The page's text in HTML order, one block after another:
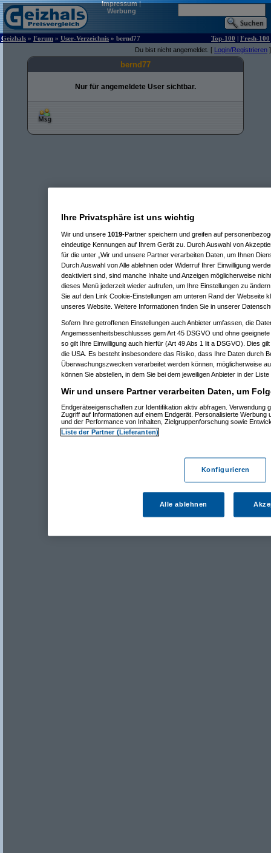
Impressum|
Werbung
Geizhals » Forum » User-Verzeichnis » bernd77 Top-100 | Fresh-100
Du bist nicht angemeldet. [ Login/Registrieren ]
bernd77
Nur für angemeldete User sichtbar.
Ihre Privatsphäre ist uns wichtig
Wir und unsere 1019-Partner speichern und greifen auf
eindeutige Kennungen auf Ihrem Gerät zu. Durch Auswahl von
für die unter „Wir und unsere Partner verarbeiten Daten, um Ihnen
Durch Auswahl von Alle ablehnen oder Widerruf Ihrer Einwilligung
deaktiviert sind, sind manche Inhalte und Anzeigen möglicherweise
dieses Menü jederzeit wieder aufrufen, um Ihre Einstellungen zu
Sie auf den Link Cookie-Einstellungen am unteren Rand der Webseite
unseres Website. Weitere Informationen finden Sie in unserer
Sofern Ihre getroffenen Einstellungen auch Anbieter umfassen, die
Angemessenheitsbeschlusses gem Art 45 DSGVO und ohne
so gilt Ihre Einwilligung auch hierfür (Art 49 Abs 1 lit a DSGVO). Dies
die USA. Es besteht insbesondere das Risiko, dass Ihre Daten durch
Überwachungszwecken verarbeitet werden können, möglicherweise
können Sie abstellen, in dem Sie bei dem jeweiligen Anbieter in der
Wir und unsere Partner verarbeiten Daten, um
Endgeräteeigenschaften zur Identifikation aktiv abfragen. Verwendung
Zugriff auf Informationen auf einem Endgerät. Personalisierte Werbung
und der Performance von Inhalten, Zielgruppenforschung sowie
Liste der Partner (Lieferanten)
Konfigurieren
Alle ablehnen